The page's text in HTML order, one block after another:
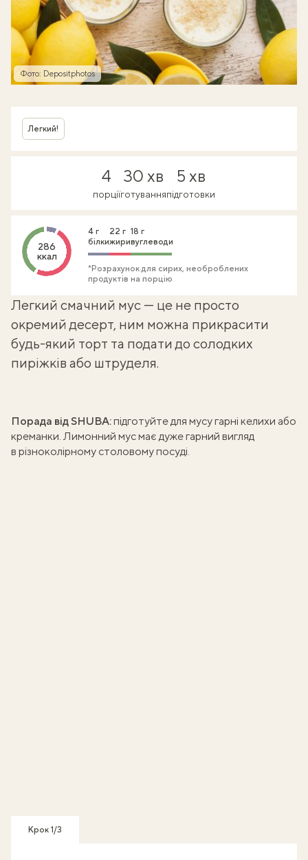
Фото: Depositphotos
Легкий!
4
порції
30 хв
готування
5 хв
підготовки
286
ккал
4 г
білки
22 г
жири
18 г
вуглеводи
*Розрахунок для сирих, необроблених
продуктів на порцію
Легкий смачний мус — це не просто
окремий десерт, ним можна прикрасити
будь-який торт та подати до солодких
пиріжків або штруделя.
Порада від SHUBA:підготуйте для мусу гарні келихи або
креманки. Лимонний мус має дуже гарний вигляд
в різноколірному столовому посуді.
Крок 1/3